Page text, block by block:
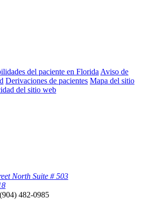
del paciente en Florida Aviso de
Derivaciones de pacientes Mapa del sitio
del sitio web
North Suite # 503
(904) 482-0985